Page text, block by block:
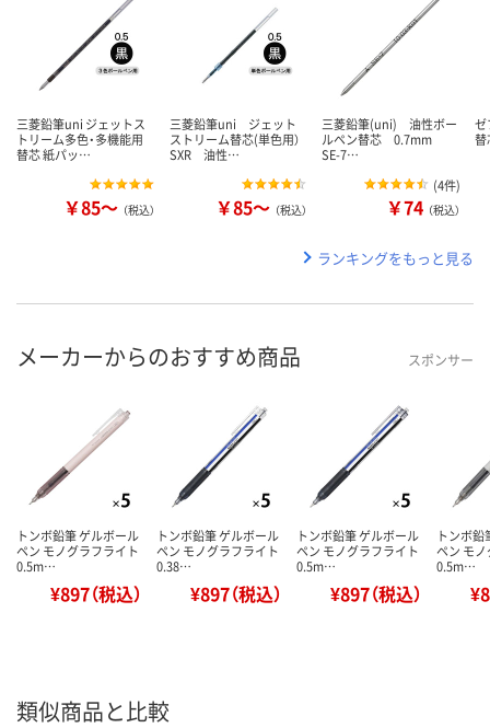
三菱鉛筆uni ジェットス
トリーム多色・多機能用
替芯 紙パッ…
￥85～ （税込）
三菱鉛筆uni ジェット
ストリーム替芯(単色用）
SXR 油性…
￥85～ （税込）
三菱鉛筆(uni) 油性ボー
ルペン替芯 0.7mm
SE-7…
(4件)
￥74 （税込）
ランキングをもっと見る
メーカーからのおすすめ商品 スポンサー
トンボ鉛筆 ゲルボール
ペン モノグラフライト
0.5m…
¥897（税込）
トンボ鉛筆 ゲルボール
ペン モノグラフライト
0.38…
¥897（税込）
トンボ鉛筆 ゲルボール
ペン モノグラフライト
0.5m…
¥897（税込）
トンボ鉛
ペン モ
0.5m…
類似商品と比較